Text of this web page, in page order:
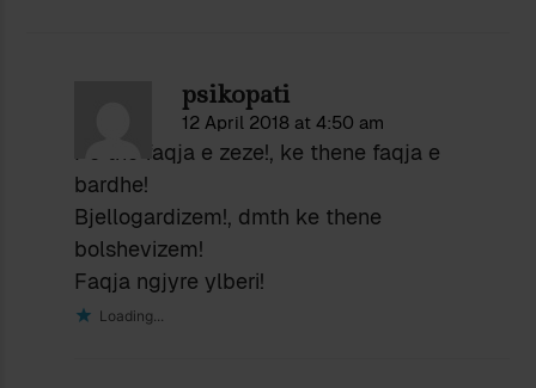
psikopati
12 April 2018 at 4:50 am
Po the faqja e zeze!, ke thene faqja e
bardhe!
Bjellogardizem!, dmth ke thene
bolshevizem!
Faqja ngjyre ylberi!
Loading...